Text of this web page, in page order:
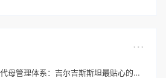
揭秘BFG代母管理体系：吉尔吉斯斯坦最贴心的生活照顾